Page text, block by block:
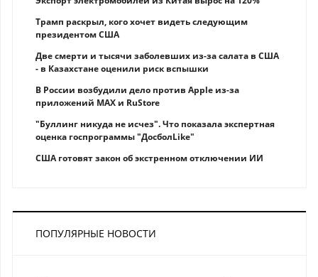
Трамп раскрыл, кого хочет видеть следующим
президентом США
Две смерти и тысячи заболевших из-за салата в США
- в Казахстане оценили риск вспышки
В России возбудили дело против Apple из-за
приложений MAX и RuStore
"Буллинг никуда не исчез". Что показала экспертная
оценка госпрограммы "ДосболLike"
США готовят закон об экстренном отключении ИИ
ПОПУЛЯРНЫЕ НОВОСТИ